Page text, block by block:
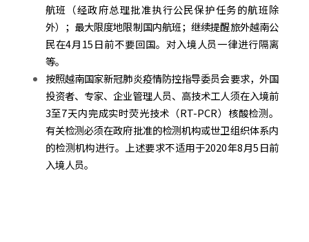
航班（经政府总理批准执行公民保护任务的航班除
外）；最大限度地限制国内航班；继续提醒旅外越南公
民在4月15日前不要回国。对入境人员一律进行隔离
等。
按照越南国家新冠肺炎疫情防控指导委员会要求，外国
投资者、专家、企业管理人员、高技术工人须在入境前
3至7天内完成实时荧光技术（RT-PCR）核酸检测。
有关检测必须在政府批准的检测机构或世卫组织体系内
的检测机构进行。上述要求不适用于2020年8月5日前
入境人员。